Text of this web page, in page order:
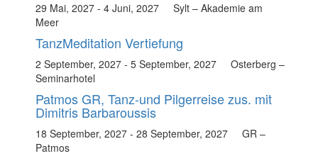
29 Mai, 2027 - 4 Juni, 2027
Sylt – Akademie am
Meer
TanzMeditation Vertiefung
2 September, 2027 - 5 September, 2027
Osterberg –
Seminarhotel
Patmos GR, Tanz-und Pilgerreise zus. mit
Dimitris Barbaroussis
18 September, 2027 - 28 September, 2027
GR –
Patmos